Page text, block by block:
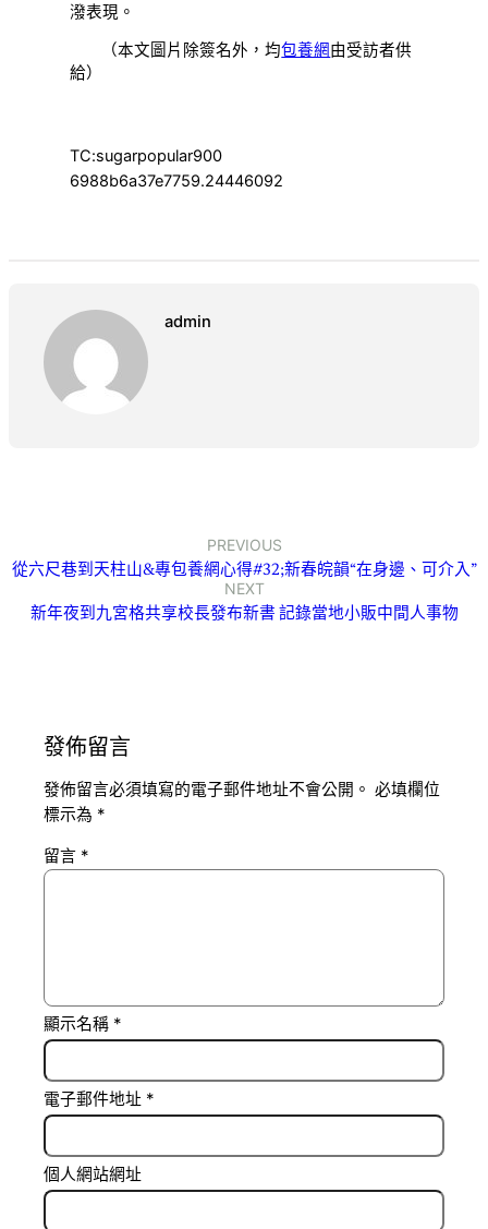
潑表現。
（本文圖片除簽名外，均包養網由受訪者供
給）
TC:sugarpopular900
6988b6a37e7759.24446092
admin
PREVIOUS
從六尺巷到天柱山&專包養網心得#32;新春皖韻“在身邊、可介入”
NEXT
新年夜到九宮格共享校長發布新書 記錄當地小販中間人事物
發佈留言
發佈留言必須填寫的電子郵件地址不會公開。 必填欄位
標示為 *
留言 *
顯示名稱 *
電子郵件地址 *
個人網站網址